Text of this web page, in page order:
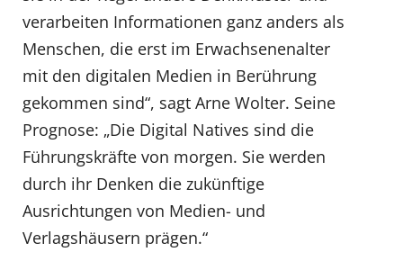
verarbeiten Informationen ganz anders als
Menschen, die erst im Erwachsenenalter
mit den digitalen Medien in Berührung
gekommen sind“, sagt Arne Wolter. Seine
Prognose: „Die Digital Natives sind die
Führungskräfte von morgen. Sie werden
durch ihr Denken die zukünftige
Ausrichtungen von Medien- und
Verlagshäusern prägen.“